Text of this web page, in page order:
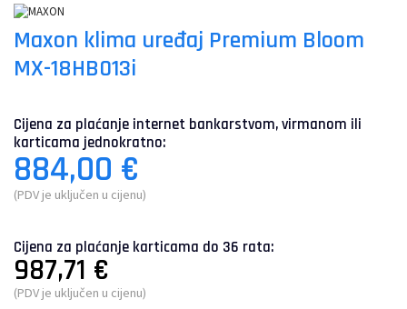
Maxon klima uređaj Premium Bloom
MX-18HB013i
Cijena za plaćanje internet bankarstvom, virmanom ili
karticama jednokratno:
884,00 €
(PDV je uključen u cijenu)
Cijena za plaćanje karticama do 36 rata:
987,71 €
(PDV je uključen u cijenu)